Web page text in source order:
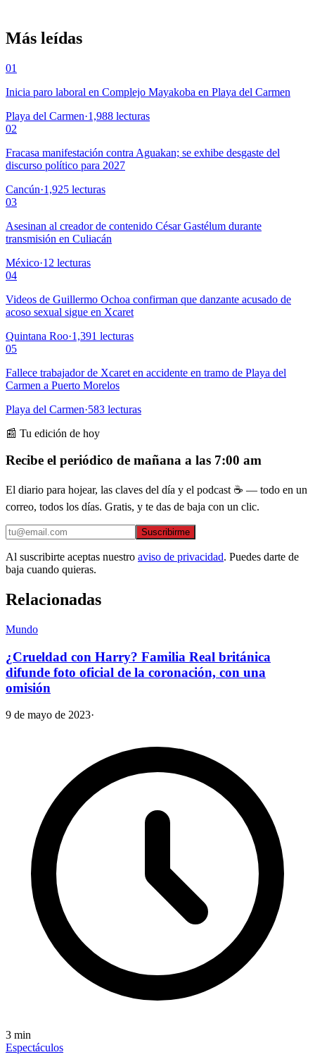
Más leídas
01
Inicia paro laboral en Complejo Mayakoba en Playa del Carmen
Playa del Carmen·1,988 lecturas
02
Fracasa manifestación contra Aguakan; se exhibe desgaste del
discurso político para 2027
Cancún·1,925 lecturas
03
Asesinan al creador de contenido César Gastélum durante
transmisión en Culiacán
México·12 lecturas
04
Videos de Guillermo Ochoa confirman que danzante acusado de
acoso sexual sigue en Xcaret
Quintana Roo·1,391 lecturas
05
Fallece trabajador de Xcaret en accidente en tramo de Playa del
Carmen a Puerto Morelos
Playa del Carmen·583 lecturas
📰 Tu edición de hoy
Recibe el periódico de mañana a las 7:00 am
El diario para hojear, las claves del día y el podcast ☕ — todo en un
correo, todos los días. Gratis, y te das de baja con un clic.
Suscribirme
Al suscribirte aceptas nuestro aviso de privacidad. Puedes darte de
baja cuando quieras.
Relacionadas
Mundo
¿Crueldad con Harry? Familia Real británica
difunde foto oficial de la coronación, con una
omisión
9 de mayo de 2023·
3 min
Espectáculos